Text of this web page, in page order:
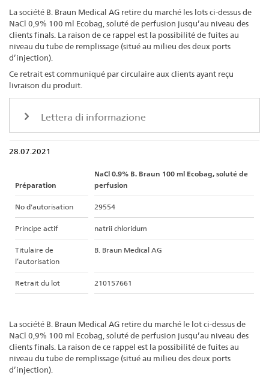
La société B. Braun Medical AG retire du marché les lots ci-dessus de
NaCl 0,9% 100 ml Ecobag, soluté de perfusion jusqu’au niveau des
clients finals. La raison de ce rappel est la possibilité de fuites au
niveau du tube de remplissage (situé au milieu des deux ports
d’injection).
Ce retrait est communiqué par circulaire aux clients ayant reçu
livraison du produit.
Lettera di informazione
28.07.2021
Préparation
NaCl 0.9% B. Braun 100 ml Ecobag, soluté de
perfusion
No d'autorisation 29554
Principe actif natrii chloridum
Titulaire de
l’autorisation
B. Braun Medical AG
Retrait du lot 210157661
La société B. Braun Medical AG retire du marché le lot ci-dessus de
NaCl 0,9% 100 ml Ecobag, soluté de perfusion jusqu’au niveau des
clients finals. La raison de ce rappel est la possibilité de fuites au
niveau du tube de remplissage (situé au milieu des deux ports
d’injection).